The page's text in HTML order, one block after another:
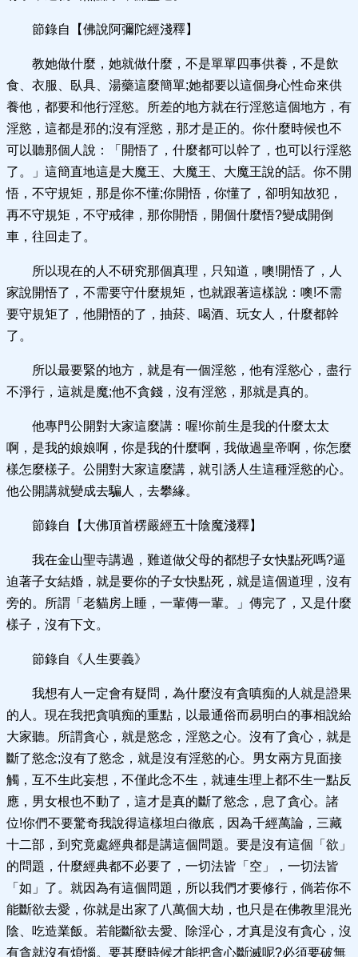
節錄自【佛說阿彌陀經淺釋】
教她做什麼，她就做什麼，不是單單四事供養，不是飲
食、衣服、臥具、湯藥這麼簡單;她都要以這個身心性命來供
養他，都要和他行淫慾。所差的地方就在行淫慾這個地方，有
淫慾，這都是邪的;沒有淫慾，那才是正的。你什麼時候也不
可以聽那個人說：「開悟了，什麼都可以幹了，也可以行淫慾
了。」這簡直地這是大魔王、大魔王、大魔王說的話。你不開
悟，不守規矩，那是你不懂;你開悟，你懂了，卻明知故犯，
再不守規矩，不守戒律，那你開悟，開個什麼悟?變成開倒
車，往回走了。
所以現在的人不研究那個真理，只知道，噢!開悟了，人
家說開悟了，不需要守什麼規矩，也就跟著這樣說：噢!不需
要守規矩了，他開悟的了，抽菸、喝酒、玩女人，什麼都幹
了。
所以最要緊的地方，就是有一個淫慾，他有淫慾心，盡行
不淨行，這就是魔;他不貪錢，沒有淫慾，那就是真的。
他專門公開對大家這麼講：喔!你前生是我的什麼太太
啊，是我的娘娘啊，你是我的什麼啊，我做過皇帝啊，你怎麼
樣怎麼樣子。公開對大家這麼講，就引誘人生這種淫慾的心。
他公開講就變成去騙人，去攀緣。
節錄自【大佛頂首楞嚴經五十陰魔淺釋】
我在金山聖寺講過，難道做父母的都想子女快點死嗎?逼
迫著子女結婚，就是要你的子女快點死，就是這個道理，沒有
旁的。所謂「老貓房上睡，一輩傳一輩。」傳完了，又是什麼
樣子，沒有下文。
節錄自《人生要義》
我想有人一定會有疑問，為什麼沒有貪嗔痴的人就是證果
的人。現在我把貪嗔痴的重點，以最通俗而易明白的事相說給
大家聽。所謂貪心，就是慾念，淫慾之心。沒有了貪心，就是
斷了慾念;沒有了慾念，就是沒有淫慾的心。男女兩方見面接
觸，互不生此妄想，不僅此念不生，就連生理上都不生一點反
應，男女根也不動了，這才是真的斷了慾念，息了貪心。諸
位!你們不要驚奇我說得這樣坦白徹底，因為千經萬論，三藏
十二部，到究竟處經典都是講這個問題。要是沒有這個「欲」
的問題，什麼經典都不必要了，一切法皆「空」，一切法皆
「如」了。就因為有這個問題，所以我們才要修行，倘若你不
能斷欲去愛，你就是出家了八萬個大劫，也只是在佛教里混光
陰、吃造業飯。若能斷欲去愛、除淫心，才真是沒有貪心，沒
有貪就沒有煩惱。要甚麼時候才能把貪心斷滅呢?必須要破無